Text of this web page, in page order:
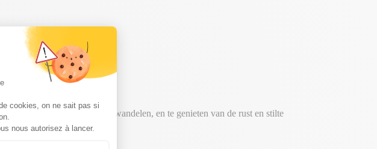
skiën of sneeuwschoenwandelen, en te genieten van de rust en stilte